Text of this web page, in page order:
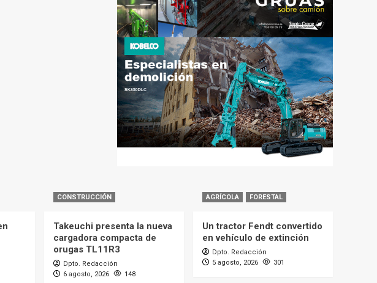
CONSTRUCCIÓN
Takeuchi presenta la nueva
cargadora compacta de
orugas TL11R3
Dpto. Redacción
6 agosto, 2026
148
AGRÍCOLA FORESTAL
Un tractor Fendt convertido
en vehículo de extinción
Dpto. Redacción
5 agosto, 2026
301